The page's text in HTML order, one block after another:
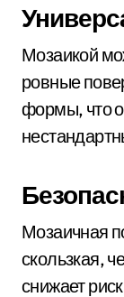
Мозаикой
ровные
формы, что
Мозаичная
скользкая,
снижает